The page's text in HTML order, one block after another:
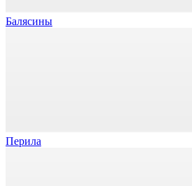
Балясины
Перила